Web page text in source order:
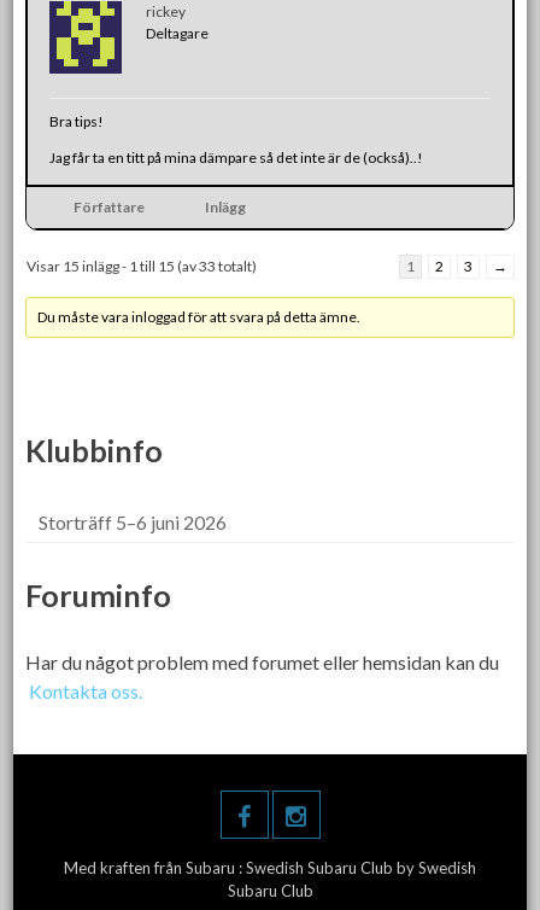
rickey
Deltagare
Bra tips!
Jag får ta en titt på mina dämpare så det inte är de (också)..!
Författare Inlägg
Visar 15 inlägg - 1 till 15 (av 33 totalt) 1 2 3 →
Du måste vara inloggad för att svara på detta ämne.
Klubbinfo
Storträff 5–6 juni 2026
Foruminfo
Har du något problem med forumet eller hemsidan kan du
Kontakta oss.
Med kraften från Subaru :Swedish Subaru Club by Swedish
Subaru Club